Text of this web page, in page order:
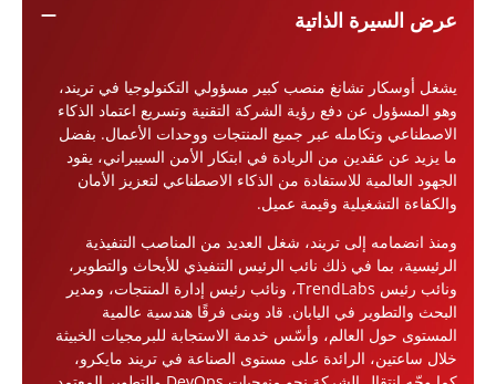
عرض السيرة الذاتية remove
يشغل أوسكار تشانغ منصب كبير مسؤولي التكنولوجيا في تريند،
وهو المسؤول عن دفع رؤية الشركة التقنية وتسريع اعتماد الذكاء
الاصطناعي وتكامله عبر جميع المنتجات ووحدات الأعمال. بفضل
ما يزيد عن عقدين من الريادة في ابتكار الأمن السيبراني، يقود
الجهود العالمية للاستفادة من الذكاء الاصطناعي لتعزيز الأمان
والكفاءة التشغيلية وقيمة عميل.
ومنذ انضمامه إلى تريند، شغل العديد من المناصب التنفيذية
الرئيسية، بما في ذلك نائب الرئيس التنفيذي للأبحاث والتطوير،
ونائب رئيس TrendLabs، ونائب رئيس إدارة المنتجات، ومدير
البحث والتطوير في اليابان. قاد وبنى فرقًا هندسية عالمية
المستوى حول العالم، وأسّس خدمة الاستجابة للبرمجيات الخبيثة
خلال ساعتين، الرائدة على مستوى الصناعة في تريند مايكرو،